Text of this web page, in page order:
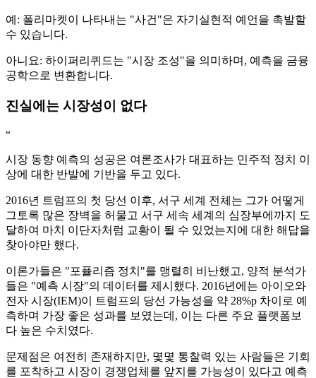
예: 폴리마켓이 나타내는 "사건"은 자기실현적 예언을 촉발할
수 있습니다.
아니요: 하이퍼리퀴드는 "시장 조성"을 의미하며, 예측을 금융
공학으로 변환합니다.
진실에는 시장성이 없다
“
시장 동향 예측의 성공은 여론조사가 대표하는 민주적 정치 이
상에 대한 반발에 기반을 두고 있다.
2016년 트럼프의 첫 당선 이후, 서구 세계 전체는 그가 어떻게
그토록 많은 장벽을 허물고 서구 세속 세계의 심장부에까지 도
달하여 마치 이단자처럼 교황이 될 수 있었는지에 대한 해답을
찾아야만 했다.
이론가들은 "포퓰리즘 정치"를 맹렬히 비난했고, 양적 분석가
들은 "예측 시장"의 데이터를 제시했다. 2016년에는 아이오와
전자 시장(IEM)이 트럼프의 당선 가능성을 약 28%p 차이로 예
측하며 가장 좋은 성과를 보였는데, 이는 다른 주요 플랫폼보
다 높은 수치였다.
문제점은 여전히 ​​존재하지만, 몇몇 통찰력 있는 사람들은 기회
를 포착하고 시장이 경쟁업체를 앞지를 가능성이 있다고 예측